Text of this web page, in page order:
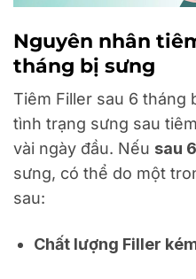
Nguyên nhân
tháng bị sưng
Tiêm Filler sau 6 tháng
tình trạng sưng sau
vài ngày đầu. Nếu sau
sưng, có thể do một
sau:
Chất lượng Filler